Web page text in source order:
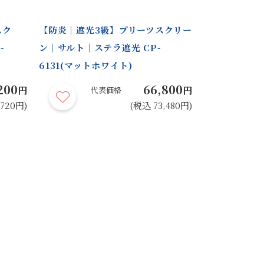
円
円)
【防炎｜遮光3級】プリーツスクリー
ン｜サルト｜ステラ遮光 CP-
6131(マットホワイト)
代表価格 66,800円
(税込 73,480円)